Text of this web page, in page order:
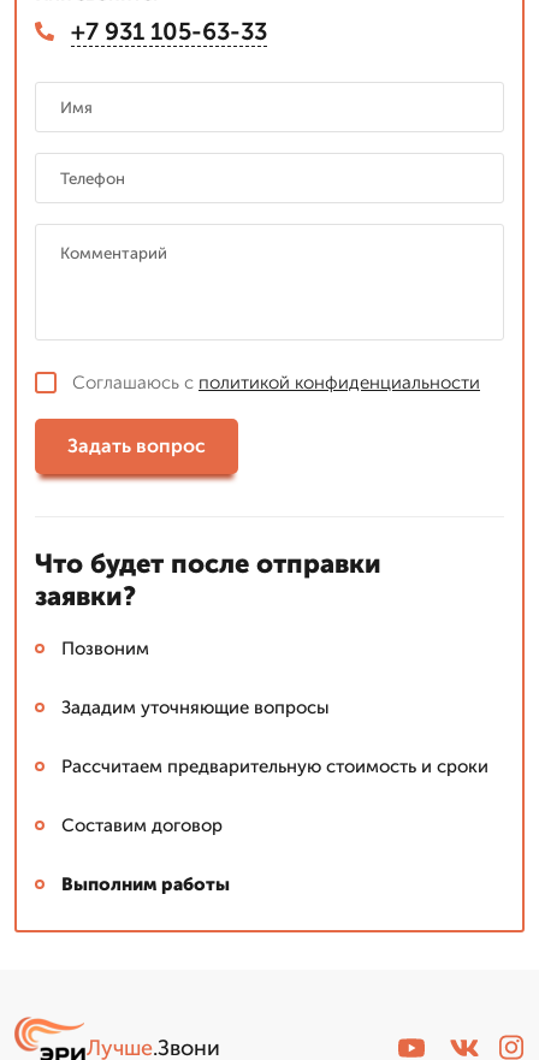
+7 931 105-63-33
Соглашаюсь с политикой конфиденциальности
Задать вопрос
Что будет после отправки
заявки?
Позвоним
Зададим уточняющие вопросы
Рассчитаем предварительную стоимость и сроки
Составим договор
Выполним работы
Лучше.Звони